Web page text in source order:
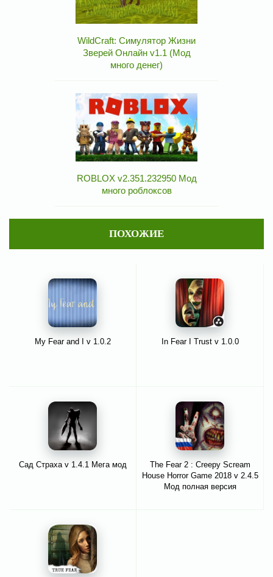
WildCraft: Симулятор Жизни
Зверей Онлайн v1.1 (Мод
много денег)
ROBLOX v2.351.232950 Мод
много роблоксов
ПОХОЖИЕ
My Fear and I v 1.0.2 In Fear I Trust v 1.0.0
Сад Страха v 1.4.1 Мега мод
The Fear 2 : Creepy Scream
House Horror Game 2018 v 2.4.5
Мод полная версия